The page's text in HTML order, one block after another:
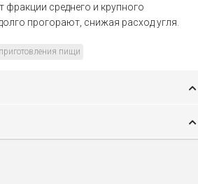
фракции среднего и крупного
прогорают, снижая расход угля.
пищи